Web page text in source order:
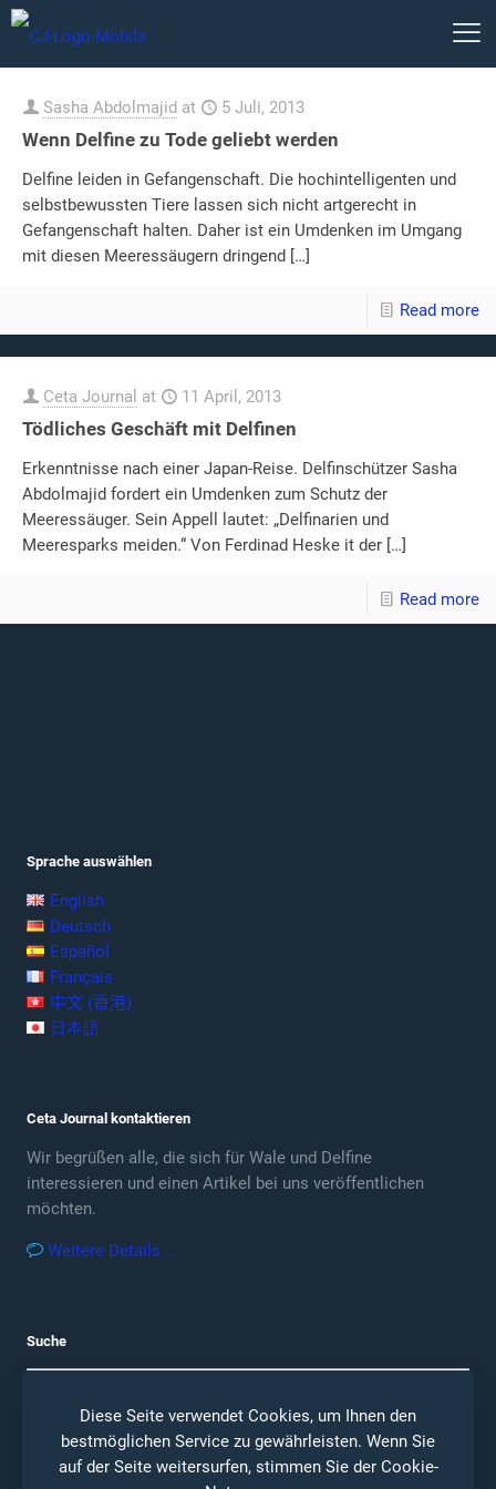
Sasha Abdolmajid at 5 Juli, 2013
Wenn Delfine zu Tode geliebt werden
Delfine leiden in Gefangenschaft. Die hochintelligenten und
selbstbewussten Tiere lassen sich nicht artgerecht in
Gefangenschaft halten. Daher ist ein Umdenken im Umgang
mit diesen Meeressäugern dringend […]
Read more
Ceta Journal at 11 April, 2013
Tödliches Geschäft mit Delfinen
Erkenntnisse nach einer Japan-Reise. Delfinschützer Sasha
Abdolmajid fordert ein Umdenken zum Schutz der
Meeressäuger. Sein Appell lautet: „Delfinarien und
Meeresparks meiden.“ Von Ferdinad Heske it der […]
Read more
Sprache auswählen
English
Deutsch
Español
Français
中文 (香港)
日本語
Ceta Journal kontaktieren
Wir begrüßen alle, die sich für Wale und Delfine
interessieren und einen Artikel bei uns veröffentlichen
möchten.
Weitere Details …
Suche
Diese Seite verwendet Cookies, um Ihnen den
bestmöglichen Service zu gewährleisten. Wenn Sie
auf der Seite weitersurfen, stimmen Sie der Cookie-